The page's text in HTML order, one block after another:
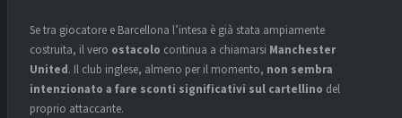
Se tra giocatore e Barcellona l’intesa è già stata ampiamente
costruita, il vero ostacolo continua a chiamarsi Manchester
United. Il club inglese, almeno per il momento, non sembra
intenzionato a fare sconti significativi sul cartellino del
proprio attaccante.